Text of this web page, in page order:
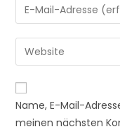
oder
zum
Kommentieren
ein
Gib
deine
E-
Mail-
zum
Kommentieren
ein
Gib
deine
Website-
URL
Name, E-Mail-
meinen nächsten